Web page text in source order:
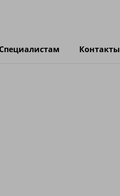
Специалистам Контакты